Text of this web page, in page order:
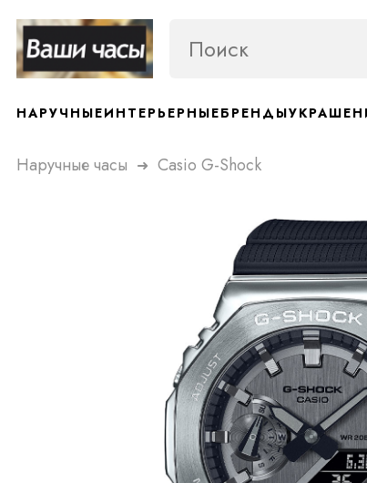
НАРУЧНЫЕИНТЕРЬЕРНЫЕБРЕНДЫ
Наручные часы ➜ Casio G-Shock